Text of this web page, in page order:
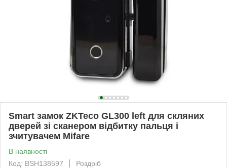
Smart замок ZKTeco GL300 left для скляних
дверей зі сканером відбитку пальця і
зчитувачем Mifare
В наявності
Код: BSH138597
Роздріб